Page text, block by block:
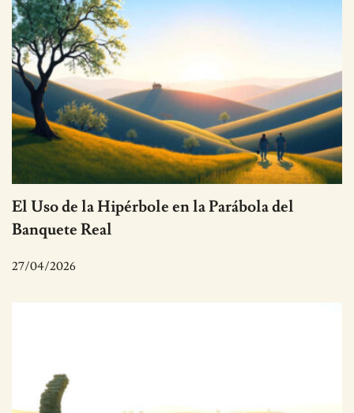
El Uso de la Hipérbole en la Parábola del
Banquete Real
27/04/2026